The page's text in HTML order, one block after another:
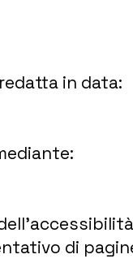
in data:
di